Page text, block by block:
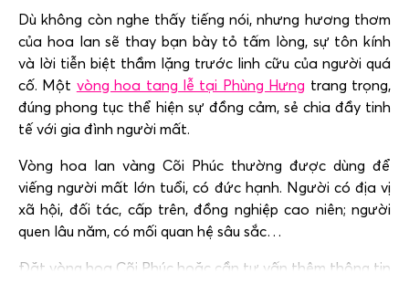
Dù không còn nghe thấy tiếng nói, nhưng hương thơm
của hoa lan sẽ thay bạn bày tỏ tấm lòng, sự tôn kính
và lời tiễn biệt thầm lặng trước linh cữu của người quá
cố. Một vòng hoa tang lễ tại Phùng Hưng trang trọng,
đúng phong tục thể hiện sự đồng cảm, sẻ chia đầy tinh
tế với gia đình người mất.
Vòng hoa lan vàng Cõi Phúc thường được dùng để
viếng người mất lớn tuổi, có đức hạnh. Người có địa vị
xã hội, đối tác, cấp trên, đồng nghiệp cao niên; người
quen lâu năm, có mối quan hệ sâu sắc…
Đặt vòng hoa Cõi Phúc hoặc cần tư vấn thêm thông tin